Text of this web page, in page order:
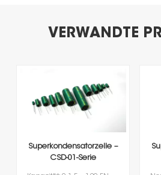
VERWANDTE
Superkondensatorzelle –
CSD-01-Serie